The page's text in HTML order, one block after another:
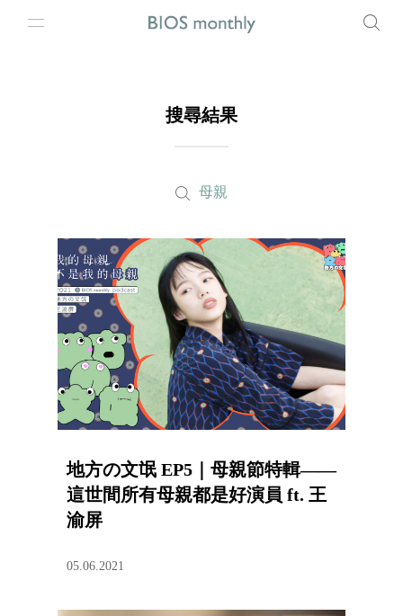
搜尋結果
母親
地方の文氓 EP5｜母親節特輯——
這世間所有母親都是好演員 ft. 王
渝屏
05.06.2021